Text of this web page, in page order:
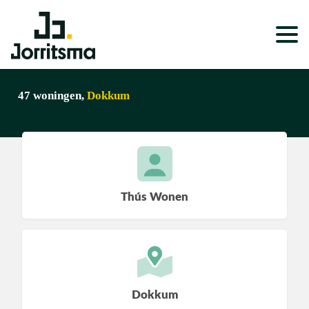
Expertises
Projecten
Nieuws
47 woningen, Dokkum
Thús Wonen
Dokkum